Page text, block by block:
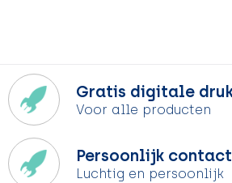
Gratis digitale
Voor alle producten
Persoonlijk contact
Luchtig en persoonlijk